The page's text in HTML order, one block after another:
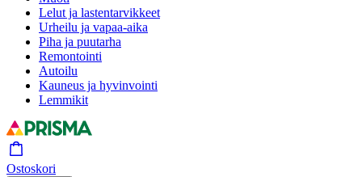
Lelut ja lastentarvikkeet
Urheilu ja vapaa-aika
Piha ja puutarha
Remontointi
Autoilu
Kauneus ja hyvinvointi
Lemmikit
Ostoskori